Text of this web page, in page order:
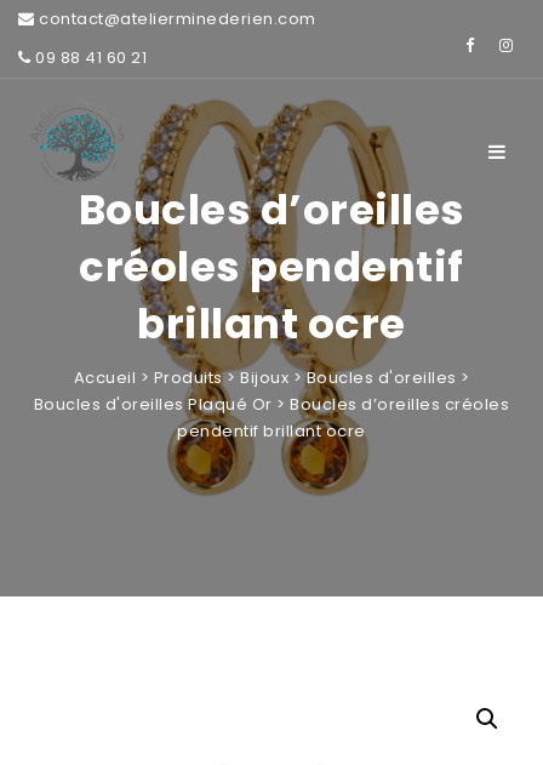
contact@atelierminederien.com
09 88 41 60 21
Toggle
Boucles d’oreilles
créoles pendentif
brillant ocre
Accueil > Produits>Bijoux >Boucles d'oreilles >
Boucles d'oreilles Plaqué Or >Boucles d’oreilles créoles
pendentif brillant ocre